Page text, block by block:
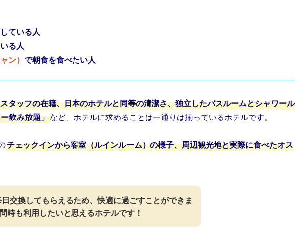
ている人
る人
ン） で朝食を食べたい人
タッフの在籍、日本のホテルと同等の清潔さ、独立したバスルームとシャワール
飲み放題」など、ホテルに求めることは一通りは揃っているホテルです。
チェックインから客室（ルインルーム）の様子、周辺観光地と実際に食べたオス
交換してもらえるため、快適に過ごすことができま
時も利用したいと思えるホテルです！